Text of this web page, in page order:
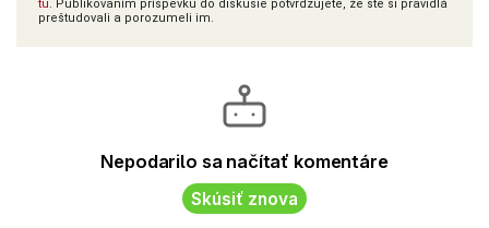
tu. Publikovaním príspevku do diskusie potvrdzujete, že ste si pravidlá
preštudovali a porozumeli im.